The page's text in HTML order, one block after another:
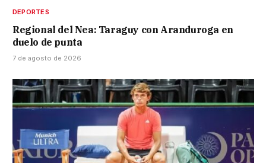
DEPORTES
Regional del Nea: Taraguy con Aranduroga en
duelo de punta
7 de agosto de 2026